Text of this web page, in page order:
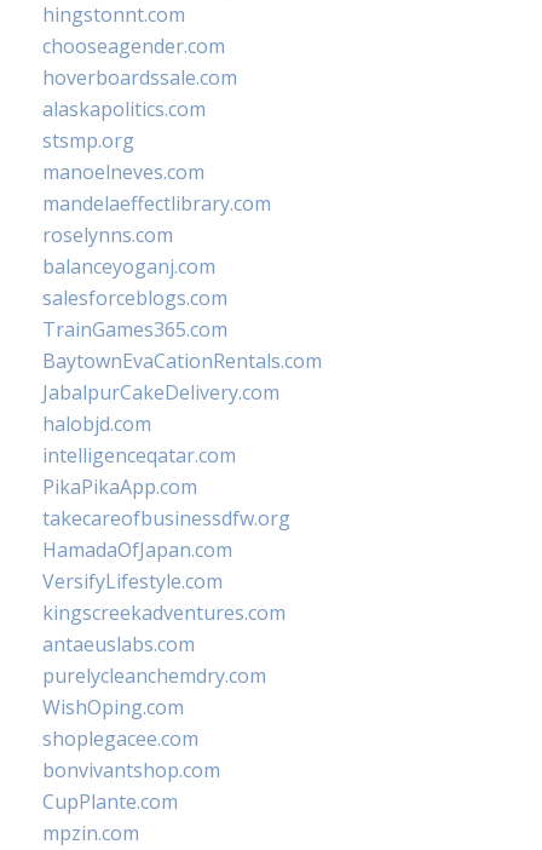
hingstonnt.com
chooseagender.com
hoverboardssale.com
alaskapolitics.com
stsmp.org
manoelneves.com
mandelaeffectlibrary.com
roselynns.com
balanceyoganj.com
salesforceblogs.com
TrainGames365.com
BaytownEvaCationRentals.com
JabalpurCakeDelivery.com
halobjd.com
intelligenceqatar.com
PikaPikaApp.com
takecareofbusinessdfw.org
HamadaOfJapan.com
VersifyLifestyle.com
kingscreekadventures.com
antaeuslabs.com
purelycleanchemdry.com
WishOping.com
shoplegacee.com
bonvivantshop.com
CupPlante.com
mpzin.com